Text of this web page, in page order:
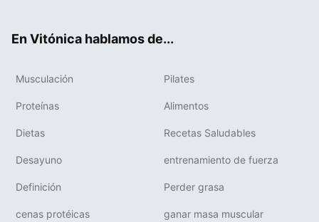
En Vitónica hablamos de...
Musculación Pilates
Proteínas Alimentos
Dietas Recetas Saludables
Desayuno entrenamiento de fuerza
Definición Perder grasa
cenas protéicas ganar masa muscular